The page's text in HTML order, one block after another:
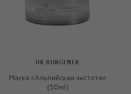
DR BURGENER
Маска «Альпийская чистота»
(50ml)